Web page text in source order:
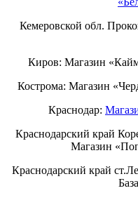
Кемеровской обл.
Киров: Магазин
Кострома: Магазин
Краснодар:
Краснодарский край
Магазин
Краснодарский край